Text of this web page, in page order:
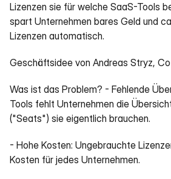
Lizenzen sie für welche SaaS-Tools
spart Unternehmen bares Geld und
Lizenzen automatisch.
Geschäftsidee von Andreas Stryz,
Was ist das Problem? - Fehlende
Tools fehlt Unternehmen die
("Seats") sie eigentlich brauchen.
- Hohe Kosten: Ungebrauchte
Kosten für jedes Unternehmen.